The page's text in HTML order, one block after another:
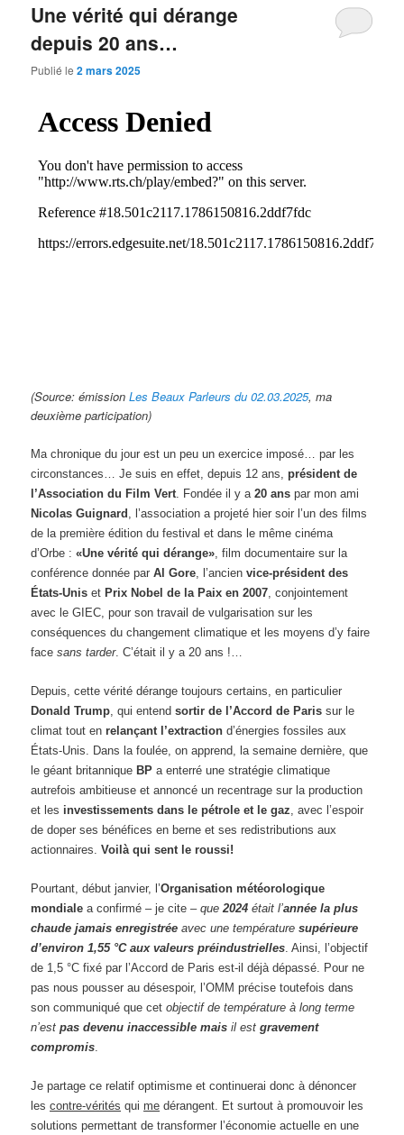
Une vérité qui dérange
depuis 20 ans…
Publié le2 mars 2025
(Source: émissionLes Beaux Parleurs du 02.03.2025, ma
deuxième participation)
Ma chronique du jour est un peu un exercice imposé… par les
circonstances… Je suis en effet, depuis 12 ans,président de
l’Association du Film Vert . Fondée il y a20 ans par mon ami
Nicolas Guignard , l’association a projeté hier soir l’un des films
de la première édition du festival et dans le même cinéma
d’Orbe :«Une vérité qui dérange» , film documentaire sur la
conférence donnée parAl Gore , l’ancienvice-président des
États-Unis etPrix Nobel de la Paix en 2007 , conjointement
avec le GIEC, pour son travail de vulgarisation sur les
conséquences du changement climatique et les moyens d’y faire
facesans tarder. C’était il y a 20 ans !…
Depuis, cette vérité dérange toujours certains, en particulier
Donald Trump , qui entendsortir de l’Accord de Paris sur le
climat tout enrelançant l’extraction d’énergies fossiles aux
États-Unis. Dans la foulée, on apprend, la semaine dernière, que
le géant britannique BP a enterré une stratégie climatique
autrefois ambitieuse et annoncé un recentrage sur la production
et les investissements dans le pétrole et le gaz , avec l’espoir
de doper ses bénéfices en berne et ses redistributions aux
actionnaires.Voilà qui sent le roussi!
Pourtant, début janvier, l’Organisation météorologique
mondiale a confirmé – je cite –que2024 était l’année la plus
chaude jamais enregistrée avec une températuresupérieure
d’environ 1,55 °C aux valeurs préindustrielles . Ainsi, l’objectif
de 1,5 °C fixé par l’Accord de Paris est-il déjà dépassé. Pour ne
pas nous pousser au désespoir, l’OMM précise toutefois dans
son communiqué que cetobjectif de température à long terme
n’estpas devenu inaccessible mais il estgravement
compromis
Je partage ce relatif optimisme et continuerai donc à dénoncer
lescontre-vérités qui me dérangent. Et surtout à promouvoir les
solutions permettant de transformer l’économie actuelle en une